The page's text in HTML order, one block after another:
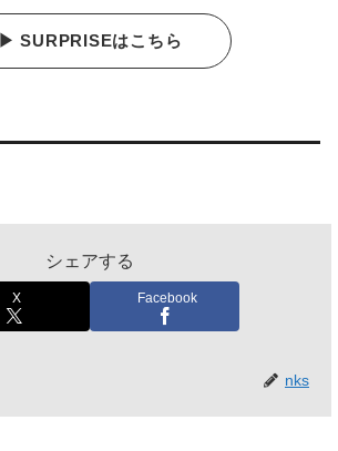
▶ SURPRISEはこちら
シェアする
X Facebook
nks